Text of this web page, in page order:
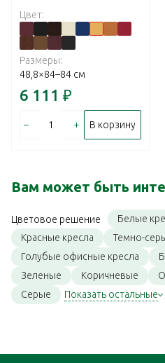
Цвет:
Размеры:
48,8×84–84 см
6 111 ₽
– + В корзину
Вам может быть
Цветовое решение Белые
Красные кресла
Темно-
Голубые офисные кресла
Зеленые
Коричневые
Серые
Показать остальные